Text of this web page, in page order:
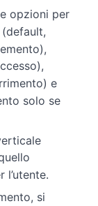
opzioni per
(default,
e
solo se
si